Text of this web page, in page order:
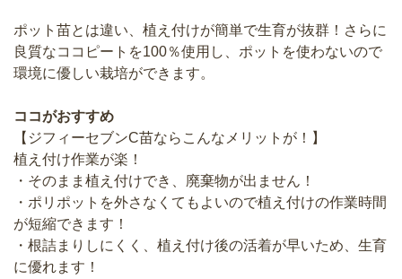
ポット苗とは違い、植え付けが簡単で生育が抜群！さらに
良質なココピートを100％使用し、ポットを使わないので
環境に優しい栽培ができます。
ココがおすすめ
【ジフィーセブンC苗ならこんなメリットが！】
植え付け作業が楽！
・そのまま植え付けでき、廃棄物が出ません！
・ポリポットを外さなくてもよいので植え付けの作業時間
が短縮できます！
・根詰まりしにくく、植え付け後の活着が早いため、生育
に優れます！